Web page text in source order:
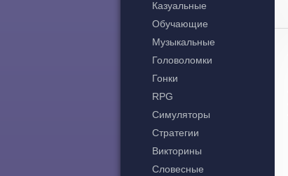
Казуальные
Обучающие
Музыкальные
Головоломки
Гонки
RPG
Симуляторы
Стратегии
Викторины
Словесные